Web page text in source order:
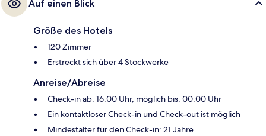
Auf einen Blick
Größe des Hotels
120 Zimmer
Erstreckt sich über 4 Stockwerke
Anreise/Abreise
Check-in ab: 16:00 Uhr, möglich bis: 00:00 Uhr
Ein kontaktloser Check-in und Check-out ist möglich
Mindestalter für den Check-in: 21 Jahre